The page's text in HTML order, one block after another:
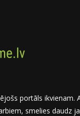
portāls ikvienam.
smelies daudz